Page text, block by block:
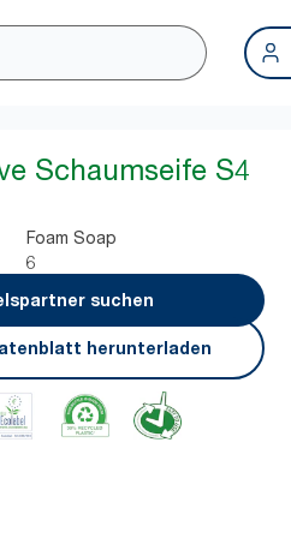
Schaumseife S4
Foam Soap
6
suchen
herunterladen